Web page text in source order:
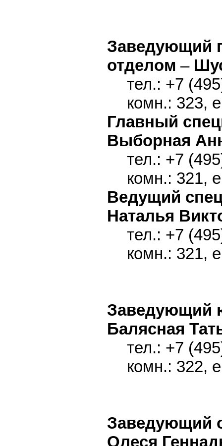
Заведующий
отделом –
тел.: +7
комн.: 323,
Главный
Выборная
тел.: +7
комн.: 321,
Ведущий
Наталья
тел.: +7
комн.: 321,
Заведующий
Балясная
тел.: +7
комн.: 322,
Заведующий
Олеся